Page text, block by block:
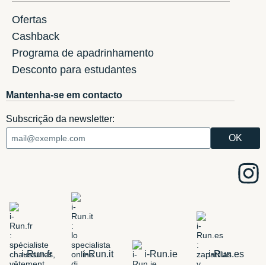
Ofertas
Cashback
Programa de apadrinhamento
Desconto para estudantes
Mantenha-se em contacto
Subscrição da newsletter:
i-Run.fr i-Run.it i-Run.ie i-Run.es